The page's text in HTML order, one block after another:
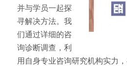
并与学员一起探
寻解决方法。我
们通过详细的咨
询诊断调查，利
用自身专业咨询研究机构实力